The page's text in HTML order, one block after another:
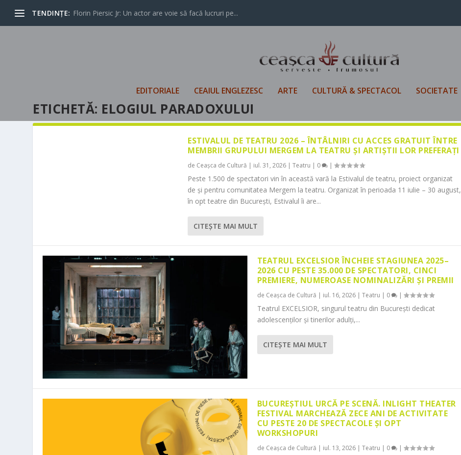
TENDINȚE: Florin Piersic Jr: Un actor are voie să facă lucruri pe...
EDITORIALE CEAIUL ENGLEZESC ARTE CULTURĂ & SPECTACOL SOCIETATE
ETICHETĂ: ELOGIUL PARADOXULUI
ESTIVALUL DE TEATRU 2026 – ÎNTÂLNIRI CU ACCES GRATUIT ÎNTRE
MEMBRII GRUPULUI MERGEM LA TEATRU ȘI ARTIȘTII LOR PREFERAȚI
de Ceașca de Cultură | iul. 31, 2026 |Teatru | 0 |
Peste 1.500 de spectatori vin în această vară la Estivalul de teatru, proiect organizat
de și pentru comunitatea Mergem la teatru. Organizat în perioada 11 iulie – 30 august,
în opt teatre din București, Estivalul îi are...
CITEŞTE MAI MULT
TEATRUL EXCELSIOR ÎNCHEIE STAGIUNEA 2025–
2026 CU PESTE 35.000 DE SPECTATORI, CINCI
PREMIERE, NUMEROASE NOMINALIZĂRI ȘI PREMII
de Ceașca de Cultură | iul. 16, 2026| Teatru | 0 |
Teatrul EXCELSIOR, singurul teatru din București dedicat
adolescenților și tinerilor adulți,...
CITEŞTE MAI MULT
BUCUREȘTIUL URCĂ PE SCENĂ. INLIGHT THEATER
FESTIVAL MARCHEAZĂ ZECE ANI DE ACTIVITATE
CU PESTE 20 DE SPECTACOLE ȘI OPT
WORKSHOPURI
de Ceașca de Cultură | iul. 13, 2026| Teatru | 0 |